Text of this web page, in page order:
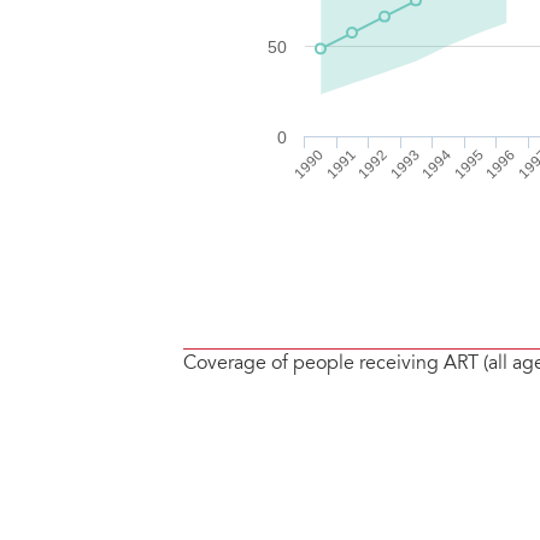
Coverage of people receiving ART (all